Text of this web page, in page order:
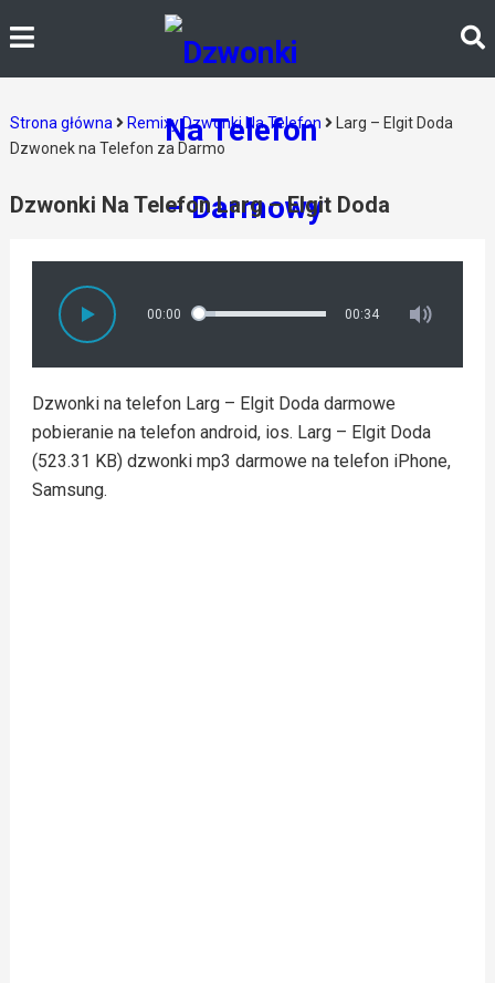
Strona główna Remixy Dzwonki Na Telefon
Larg – Elgit Doda
Dzwonek na Telefon za Darmo
Dzwonki Na Telefon Larg – Elgit Doda
00:00 00:34
Dzwonki na telefon Larg – Elgit Doda darmowe
pobieranie na telefon android, ios. Larg – Elgit Doda
(523.31 KB) dzwonki mp3 darmowe na telefon iPhone,
Samsung.